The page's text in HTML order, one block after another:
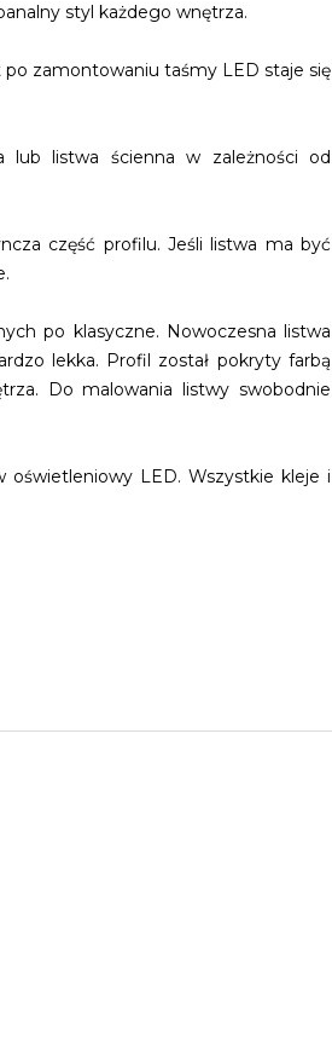
styl każdego wnętrza.
po zamontowaniu taśmy LED staje się
lub listwa ścienna w zależności od
część profilu. Jeśli listwa ma być
po klasyczne. Nowoczesna listwa
lekka. Profil został pokryty farbą
Do malowania listwy swobodnie
LED. Wszystkie kleje i